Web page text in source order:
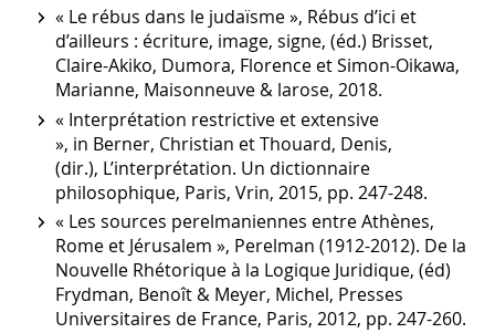
« Le rébus dans le judaïsme », Rébus d’ici et
d’ailleurs : écriture, image, signe, (éd.) Brisset,
Claire-Akiko, Dumora, Florence et Simon-Oikawa,
Marianne, Maisonneuve & larose, 2018.
« Interprétation restrictive et extensive
», in Berner, Christian et Thouard, Denis,
(dir.), L’interprétation. Un dictionnaire
philosophique, Paris, Vrin, 2015, pp. 247-248.
« Les sources perelmaniennes entre Athènes,
Rome et Jérusalem », Perelman (1912-2012). De la
Nouvelle Rhétorique à la Logique Juridique, (éd)
Frydman, Benoît & Meyer, Michel, Presses
Universitaires de France, Paris, 2012, pp. 247-260.